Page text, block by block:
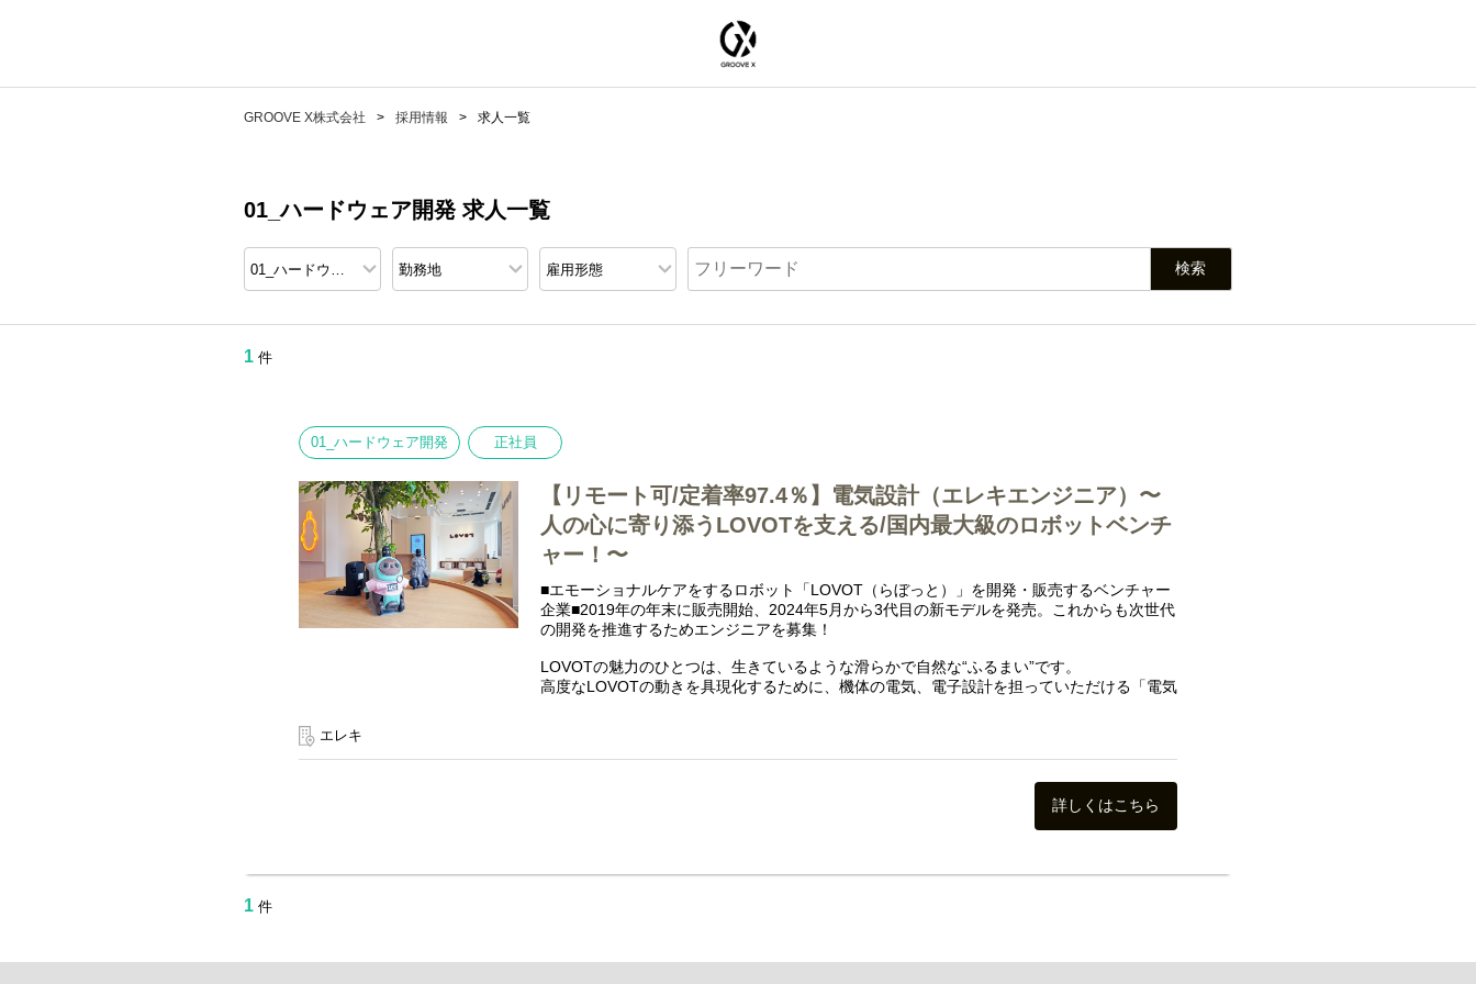
GROOVE X株式会社 採用情報 求人一覧
01_ハードウェア開発 求人一覧
1 件
01_ハードウェア開発 正社員
【リモート可/定着率97.4％】電気設計（エレキエンジニア）〜
人の心に寄り添うLOVOTを支える/国内最大級のロボットベンチ
ャー！〜
■エモーショナルケアをするロボット「LOVOT（らぼっと）」を開発・販売するベンチャー
企業■2019年の年末に販売開始、2024年5月から3代目の新モデルを発売。これからも次世代
の開発を推進するためエンジニアを募集！
LOVOTの魅力のひとつは、生きているような滑らかで自然な“ふるまい”です。
高度なLOVOTの動きを具現化するために、機体の電気、電子設計を担っていただける「電気
私たちは完全フラット組織で開発を行っています。そのため、ひとりひとりの裁量が大きい
とともに、横のつながりとチームワークを大切にしています。“開発に携わる者、自らが仲間
と連携して、スピード感をもって仕事に打ち込める！”、そんな環境で、世界唯一のロボット
【業務内容】LOVOTの開発における電気、電子設計全般
業務範囲としては多岐に渡りますが、その方の特性に合わせてお願いさせていただければと
エレキ
詳しくはこちら
1 件